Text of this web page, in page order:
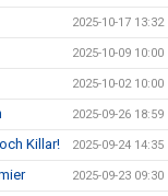
2025-10-17 13:32
2025-10-09 10:00
2025-10-02 10:00
2025-09-26 18:59
Killar! 2025-09-24 14:35
2025-09-23 09:30